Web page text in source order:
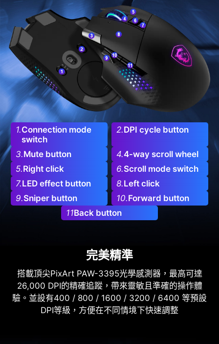
1.Connection mode
switch
2.DPI cycle button
3.Mute button 4.4-way scroll wheel
5.Right click 6.Scroll mode switch
7.LED effect button 8.Left click
9.Sniper button 10.Forward button
11Back button
完美精準
搭載頂尖PixArt PAW-3395光學感測器，最高可達
26,000 DPI的精確追蹤，帶來靈敏且準確的操作體
驗。並設有400 / 800 / 1600 / 3200 / 6400 等預設
DPI等級，方便在不同情境下快速調整